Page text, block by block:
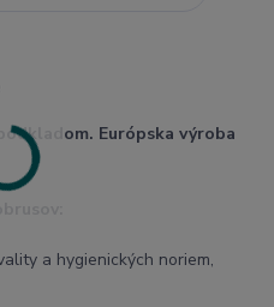
Európska výroba
a hygienických noriem,